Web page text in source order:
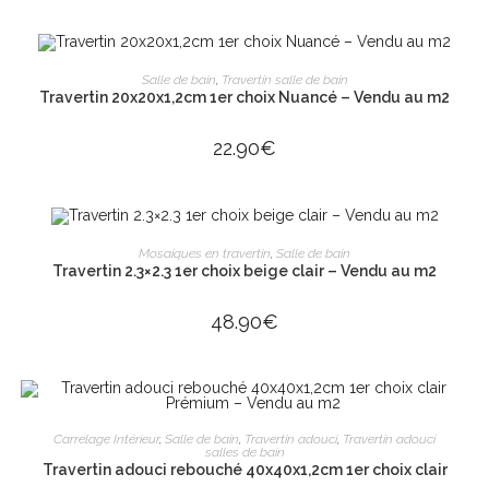
AJOUTER AU PANIER
Salle de bain, Travertin salle de bain
Travertin 20x20x1,2cm 1er choix Nuancé – Vendu au m2
22.90€
AJOUTER AU PANIER
Mosaiques en travertin, Salle de bain
Travertin 2.3×2.3 1er choix beige clair – Vendu au m2
48.90€
AJOUTER AU PANIER
Carrelage Intérieur, Salle de bain, Travertin adouci, Travertin adouci
salles de bain
Travertin adouci rebouché 40x40x1,2cm 1er choix clair